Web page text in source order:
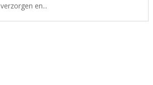
verzorgen en...